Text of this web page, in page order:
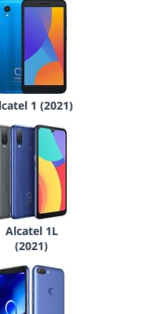
1 (2021)
Alcatel 1L
(2021)